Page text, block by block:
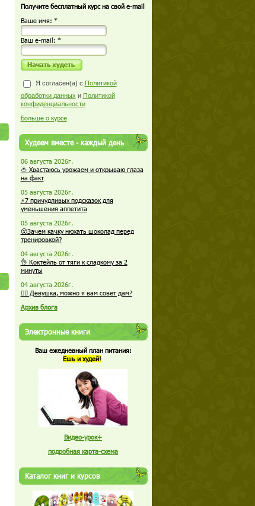
Получите бесплатный курс на свой e-mail
Ваше имя: *
Ваш е-mail: *
Я согласен(а) с Политикой
обработки данных и Политикой
конфиденциальности
Больше о курсе
Худеем вместе - каждый день
06 августа 2026г.
🍅 Хвастаюсь урожаем и открываю глаза
на факт
05 августа 2026г.
⚡7 причудливых подсказок для
уменьшения аппетита
05 августа 2026г.
😮Зачем качку нюхать шоколад перед
тренировкой?
04 августа 2026г.
👌 Коктейль от тяги к сладкому за 2
минуты
04 августа 2026г.
🏋️‍♀️ Девушка, можно я вам совет дам?
Архив блога
Электронные книги
Ваш ежедневный план питания:
Ешь и худей!
Видео-урок+
подробная карта-схема
Каталог книг и курсов